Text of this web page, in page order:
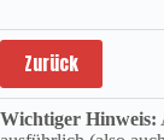
Zurück
Wichtiger Hinweis: